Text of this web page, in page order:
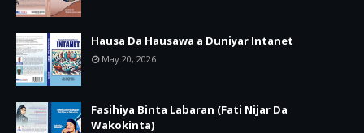
Hausa Da Hausawa a Duniyar Intanet
May 20, 2026
Fasihiya Binta Labaran (Fati Nijar Da
Wakokinta)